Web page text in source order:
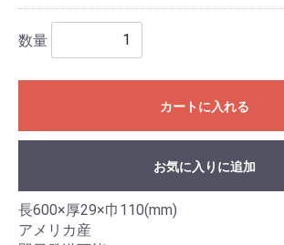
数量
カートに入れる
お気に入りに追加
長600×厚29×巾110(mm)
アメリカ産